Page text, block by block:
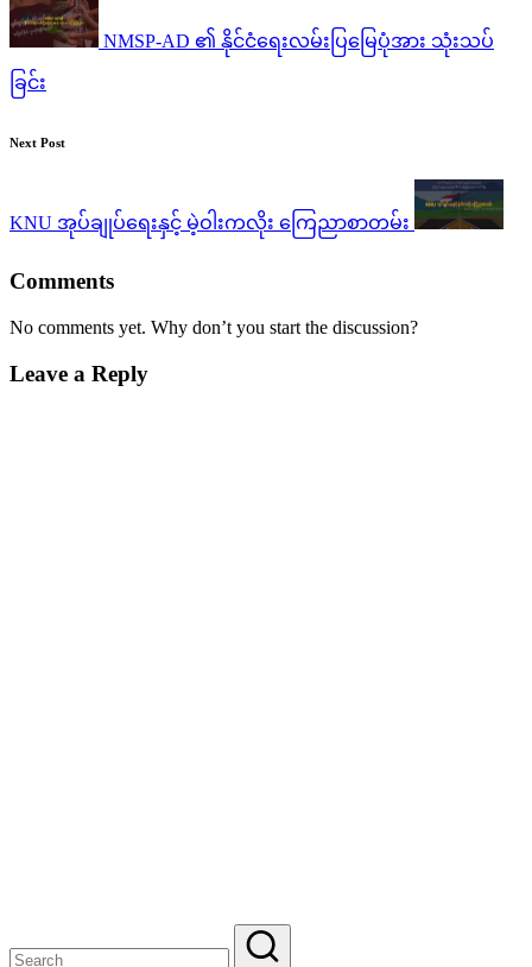
NMSP-AD ၏ နိုင်ငံရေးလမ်းပြမြေပုံအား သုံးသပ်
ခြင်း
Next Post
KNU အုပ်ချုပ်ရေးနှင့် မဲ့ဝါးကလိုး ကြေညာစာတမ်း
Comments
No comments yet. Why don’t you start the discussion?
Leave a Reply